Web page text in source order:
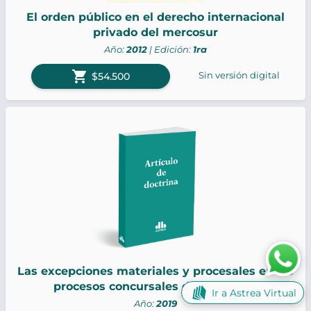
El orden público en el derecho internacional
privado del mercosur
Año:2012 | Edición: 1ra
shopping_cart $54.500 Sin versión digital
Las excepciones materiales y procesales en los
procesos concursales del Mercosur
Año:2019
Ir a Astrea Virtual